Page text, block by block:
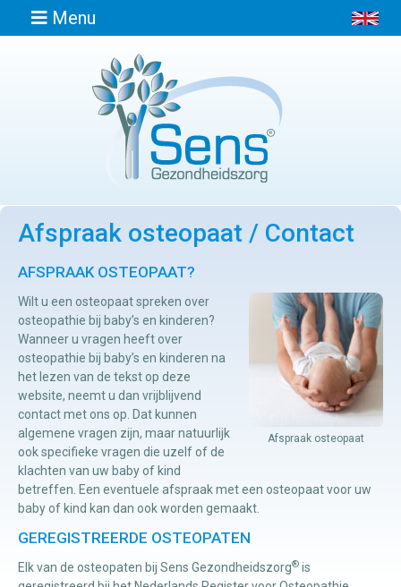
Menu
Afspraak
Locaties
Contact
Osteopathie
Manuele
therapie
Viscerale
Craniosacraal
Afspraak osteopaat / Contact
AFSPRAAK OSTEOPAAT?
Afspraak osteopaat
Wilt u een osteopaat spreken over
osteopathie bij baby’s en kinderen?
Wanneer u vragen heeft over
osteopathie bij baby’s en kinderen na
het lezen van de tekst op deze
website, neemt u dan vrijblijvend
contact met ons op. Dat kunnen
algemene vragen zijn, maar natuurlijk
ook specifieke vragen die uzelf of de
klachten van uw baby of kind
betreffen. Een eventuele afspraak met een osteopaat voor uw
baby of kind kan dan ook worden gemaakt.
GEREGISTREERDE OSTEOPATEN
Elk van de osteopaten bij Sens Gezondheidszorg® is